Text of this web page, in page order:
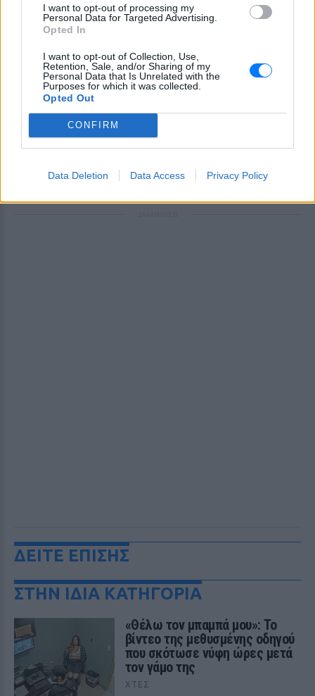
I want to opt-out of processing my
Personal Data for Targeted Advertising.
Opted In
I want to opt-out of Collection, Use,
Retention, Sale, and/or Sharing of my
Personal Data that Is Unrelated with the
Purposes for which it was collected.
Opted Out
CONFIRM
Data Deletion Data Access Privacy Policy
Ακολουθήστε το E-Radio.gr στο
και μάθετε πρώτοι
Για ακόμη περισσότερανέα
ΔΕΙΤΕ ΕΠΙΣΗΣ
ΣΤΗΝ ΙΔΙΑ ΚΑΤΗΓΟΡΙΑ
«Θέλω τον μπαμπά μου»: Το
βίντεο της μεθυσμένης οδηγού
που σκότωσε νύφη ώρες μετά
τον γάμο της
ΧΤΕΣ